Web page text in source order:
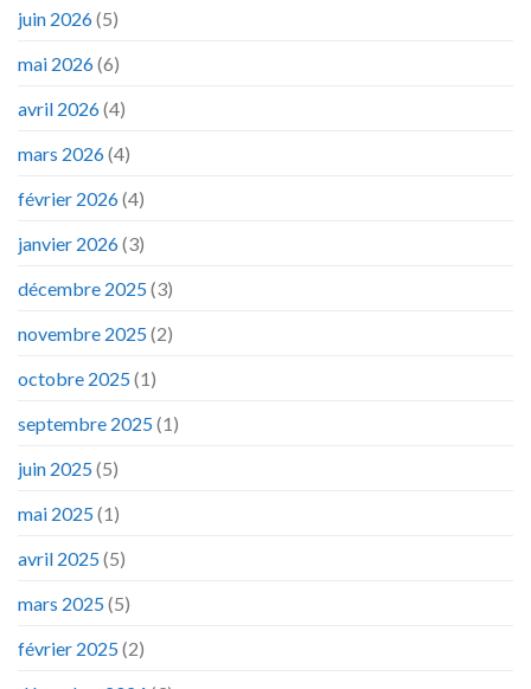
juin 2026(5)
mai 2026(6)
avril 2026(4)
mars 2026(4)
février 2026(4)
janvier 2026(3)
décembre 2025(3)
novembre 2025(2)
octobre 2025(1)
septembre 2025(1)
juin 2025(5)
mai 2025(1)
avril 2025(5)
mars 2025(5)
février 2025(2)